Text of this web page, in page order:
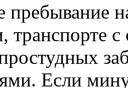
пребывание
транспорте
Если